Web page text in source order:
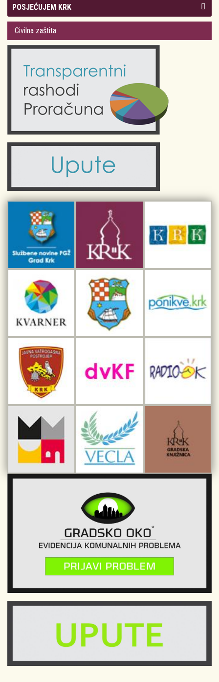
Kolegij gradonačelnika
Gradsko vijeće
Odluke Grada Krka (Službene novine PGŽ)
Obrazovanje
Komunalne usluge
Civilni sektor (arhiva udruga)
Sport i rekreacija
POSJEĆUJEM KRK
Plan Grada Krka
Krk 360° VR panorama
Krk uživo
Fotogalerije
Kalendar događanja
Turistička zajednica otoka Krka
Kulturno-turistička ruta Putovima Frankopana
Dar iz Krka
Interpretacijski centar pomorske baštine
Civilna zaštita